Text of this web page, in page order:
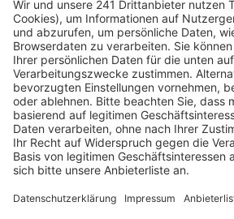
getestet, die Wespen fernhalten
Veröffentlicht:Mittwoch, 02.09.2020
Anzeige
Trotzdem tummeln sich immer
Wespenhorden auf den
Mitarbeiter oder Kunden dann
gestochen werden, gibt es in allen